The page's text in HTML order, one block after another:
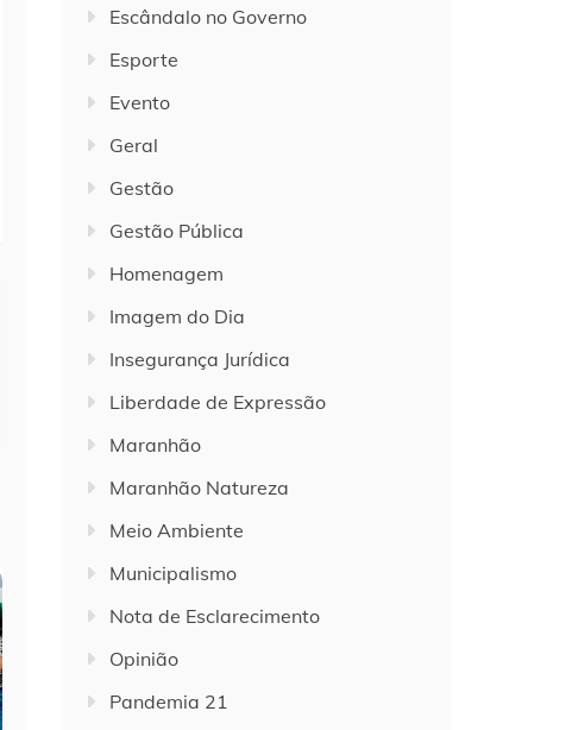
Escândalo no Governo
Esporte
Evento
Geral
Gestão
Gestão Pública
Homenagem
Imagem do Dia
Insegurança Jurídica
Liberdade de Expressão
Maranhão
Maranhão Natureza
Meio Ambiente
Municipalismo
Nota de Esclarecimento
Opinião
Pandemia 21